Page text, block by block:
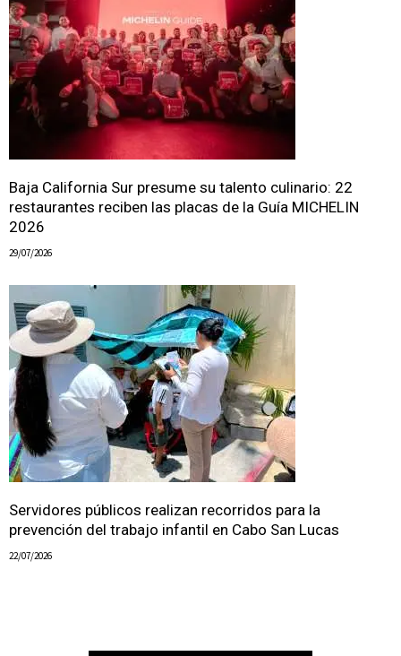
Baja California Sur presume su talento culinario: 22
restaurantes reciben las placas de la Guía MICHELIN
2026
29/07/2026
Servidores públicos realizan recorridos para la
prevención del trabajo infantil en Cabo San Lucas
22/07/2026